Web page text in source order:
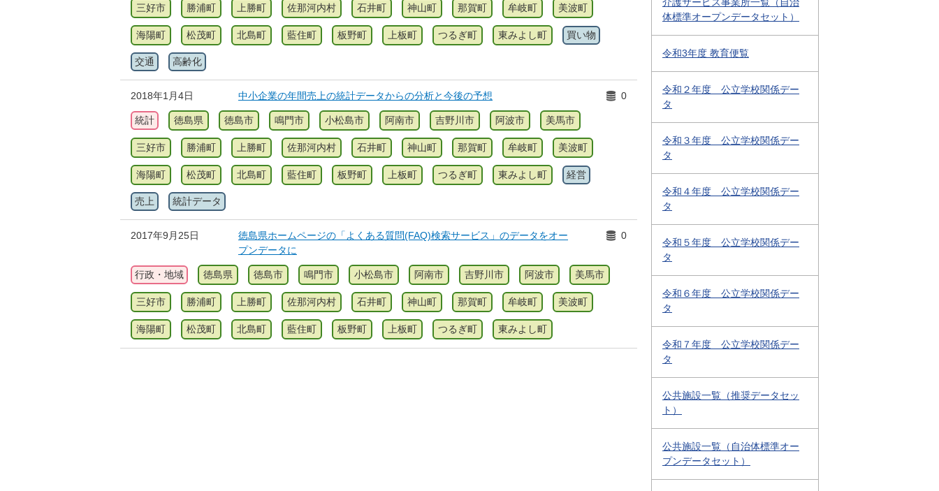
三好市 勝浦町 上勝町 佐那河内村 石井町 神山町 那賀町 牟岐町 美波町
海陽町 松茂町 北島町 藍住町 板野町 上板町 つるぎ町 東みよし町 買い物
交通 高齢化
2018年1月4日 中小企業の年間売上の統計データからの分析と今後の予想 0
統計 徳島県 徳島市 鳴門市 小松島市 阿南市 吉野川市 阿波市 美馬市
三好市 勝浦町 上勝町 佐那河内村 石井町 神山町 那賀町 牟岐町 美波町
海陽町 松茂町 北島町 藍住町 板野町 上板町 つるぎ町 東みよし町 経営
売上 統計データ
2017年9月25日
徳島県ホームページの「よくある質問(FAQ)検索サービス」のデータをオー
プンデータに
0
行政・地域 徳島県 徳島市 鳴門市 小松島市 阿南市 吉野川市 阿波市 美馬市
三好市 勝浦町 上勝町 佐那河内村 石井町 神山町 那賀町 牟岐町 美波町
海陽町 松茂町 北島町 藍住町 板野町 上板町 つるぎ町 東みよし町
体標準オープンデータセット）
令和3年度 教育便覧
令和２年度 公立学校関係デー
タ
令和３年度 公立学校関係デー
タ
令和４年度 公立学校関係デー
タ
令和５年度 公立学校関係デー
タ
令和６年度 公立学校関係デー
タ
令和７年度 公立学校関係デー
タ
公共施設一覧（推奨データセッ
ト）
公共施設一覧（自治体標準オー
プンデータセット）